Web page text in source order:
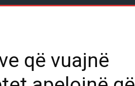
që vuajnë